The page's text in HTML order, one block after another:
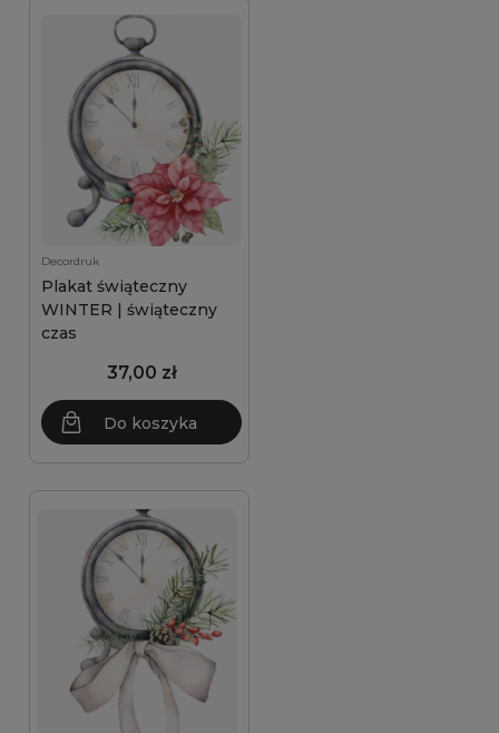
Decordruk
Plakat świąteczny
WINTER | świąteczny
czas
37,00 zł
Do koszyka